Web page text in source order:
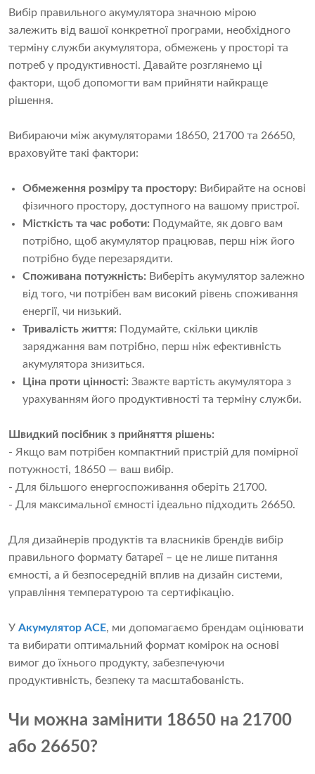
Вибір правильного акумулятора значною мірою
залежить від вашої конкретної програми, необхідного
терміну служби акумулятора, обмежень у просторі та
потреб у продуктивності. Давайте розглянемо ці
фактори, щоб допомогти вам прийняти найкраще
рішення.
Вибираючи між акумуляторами 18650, 21700 та 26650,
враховуйте такі фактори:
Обмеження розміру та простору: Вибирайте на основі
фізичного простору, доступного на вашому пристрої.
Місткість та час роботи: Подумайте, як довго вам
потрібно, щоб акумулятор працював, перш ніж його
потрібно буде перезарядити.
Споживана потужність: Виберіть акумулятор залежно
від того, чи потрібен вам високий рівень споживання
енергії, чи низький.
Тривалість життя: Подумайте, скільки циклів
заряджання вам потрібно, перш ніж ефективність
акумулятора знизиться.
Ціна проти цінності: Зважте вартість акумулятора з
урахуванням його продуктивності та терміну служби.
Швидкий посібник з прийняття рішень:
- Якщо вам потрібен компактний пристрій для помірної
потужності, 18650 — ваш вибір.
- Для більшого енергоспоживання оберіть 21700.
- Для максимальної ємності ідеально підходить 26650.
Для дизайнерів продуктів та власників брендів вибір
правильного формату батареї – це не лише питання
ємності, а й безпосередній вплив на дизайн системи,
управління температурою та сертифікацію.
У Акумулятор ACE, ми допомагаємо брендам оцінювати
та вибирати оптимальний формат комірок на основі
вимог до їхнього продукту, забезпечуючи
продуктивність, безпеку та масштабованість.
Чи можна замінити 18650 на 21700
або 26650?